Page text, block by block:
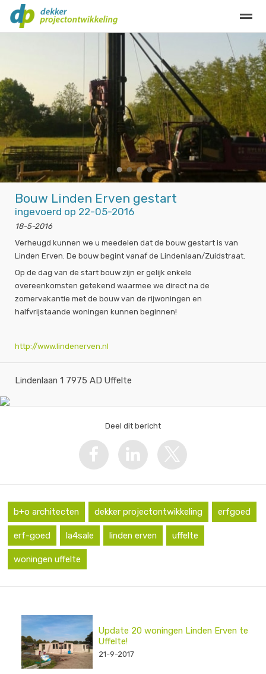
Home Bellen E-mail Locatie
● ● ● ●
Bouw Linden Erven gestart
ingevoerd op 22-05-2016
18-5-2016
Verheugd kunnen we u meedelen dat de bouw gestart is van
Linden Erven. De bouw begint vanaf de Lindenlaan/Zuidstraat.
Op de dag van de start bouw zijn er gelijk enkele
overeenkomsten getekend waarmee we direct na de
zomervakantie met de bouw van de rijwoningen en
halfvrijstaande woningen kunnen beginnen!
http://www.lindenerven.nl
Lindenlaan 1 7975 AD Uffelte
Deel dit bericht
b+o architecten dekker projectontwikkeling erfgoed
erf-goed la4sale linden erven uffelte
woningen uffelte
Update 20 woningen Linden Erven te
Uffelte!
21-9-2017